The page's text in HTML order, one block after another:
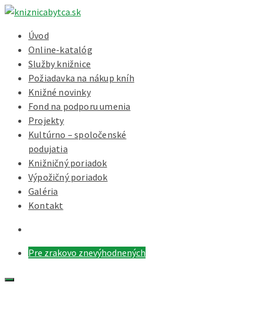
Úvod
Online-katalóg
Služby knižnice
Požiadavka na nákup kníh
Knižné novinky
Fond na podporu umenia
Projekty
Kultúrno – spoločenské
podujatia
Knižničný poriadok
Výpožičný poriadok
Galéria
Kontakt
Pre zrakovo znevýhodnených